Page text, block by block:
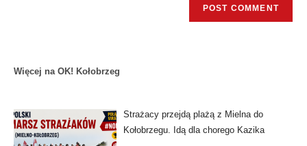
Więcej na OK! Kołobrzeg
Strażacy przejdą plażą z Mielna do
Kołobrzegu. Idą dla chorego Kazika